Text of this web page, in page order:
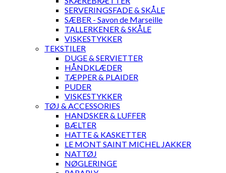
SERVERINGSFADE & SKÅLE
SÆBER - Savon de Marseille
TALLERKENER & SKÅLE
VISKESTYKKER
TEKSTILER
DUGE & SERVIETTER
HÅNDKLÆDER
TÆPPER & PLAIDER
PUDER
VISKESTYKKER
TØJ & ACCESSORIES
HANDSKER & LUFFER
BÆLTER
HATTE & KASKETTER
LE MONT SAINT MICHEL JAKKER
NATTØJ
NØGLERINGE